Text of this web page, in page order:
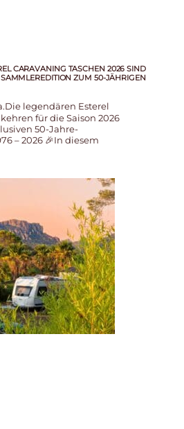
CARAVANING TASCHEN 2026 SIND
ZUM 50-JÄHRIGEN
legendären Esterel
für die Saison 2026
50-Jahre-
– 2026 🎉In diesem